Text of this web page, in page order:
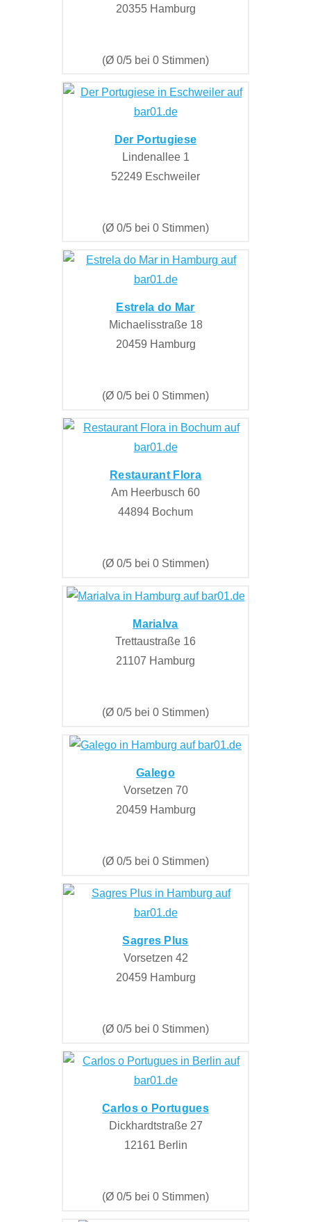
20355 Hamburg
(Ø 0/5 bei 0 Stimmen)
Der Portugiese
Lindenallee 1
52249 Eschweiler
(Ø 0/5 bei 0 Stimmen)
Estrela do Mar
Michaelisstraße 18
20459 Hamburg
(Ø 0/5 bei 0 Stimmen)
Restaurant Flora
Am Heerbusch 60
44894 Bochum
(Ø 0/5 bei 0 Stimmen)
Marialva
Trettaustraße 16
21107 Hamburg
(Ø 0/5 bei 0 Stimmen)
Galego
Vorsetzen 70
20459 Hamburg
(Ø 0/5 bei 0 Stimmen)
Sagres Plus
Vorsetzen 42
20459 Hamburg
(Ø 0/5 bei 0 Stimmen)
Carlos o Portugues
Dickhardtstraße 27
12161 Berlin
(Ø 0/5 bei 0 Stimmen)